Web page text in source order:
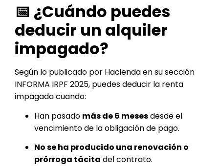
📅 ¿Cuándo puedes
deducir un alquiler
impagado?
Según lo publicado por Hacienda en su sección
INFORMA IRPF 2025, puedes deducir la renta
impagada cuando:
Han pasado más de 6 mesesdesde el
vencimiento de la obligación de pago.
No se ha producido una renovación o
prórroga tácita del contrato.